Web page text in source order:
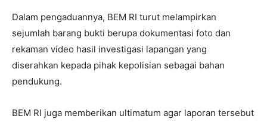
Dalam pengaduannya, BEM RI turut melampirkan
sejumlah barang bukti berupa dokumentasi foto dan
rekaman video hasil investigasi lapangan yang
diserahkan kepada pihak kepolisian sebagai bahan
pendukung.
BEM RI juga memberikan ultimatum agar laporan tersebut